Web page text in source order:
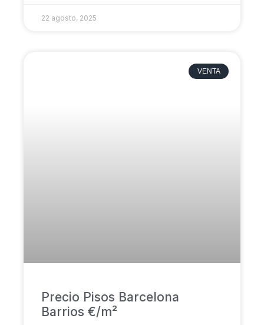
22 agosto, 2025
VENTA
Precio Pisos Barcelona
Barrios €/m²